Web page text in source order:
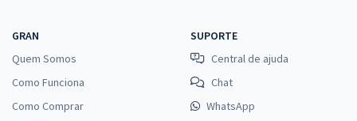
GRAN
Quem Somos
Como Funciona
Como Comprar
SUPORTE
Central de ajuda
Chat
WhatsApp